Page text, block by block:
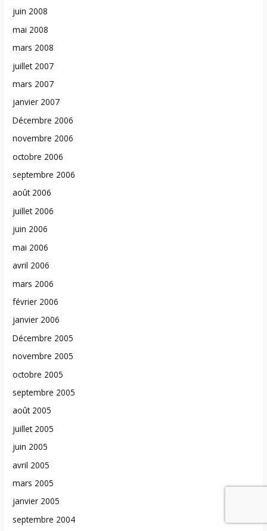
juin 2008
mai 2008
mars 2008
juillet 2007
mars 2007
janvier 2007
Décembre 2006
novembre 2006
octobre 2006
septembre 2006
août 2006
juillet 2006
juin 2006
mai 2006
avril 2006
mars 2006
février 2006
janvier 2006
Décembre 2005
novembre 2005
octobre 2005
septembre 2005
août 2005
juillet 2005
juin 2005
avril 2005
mars 2005
janvier 2005
septembre 2004